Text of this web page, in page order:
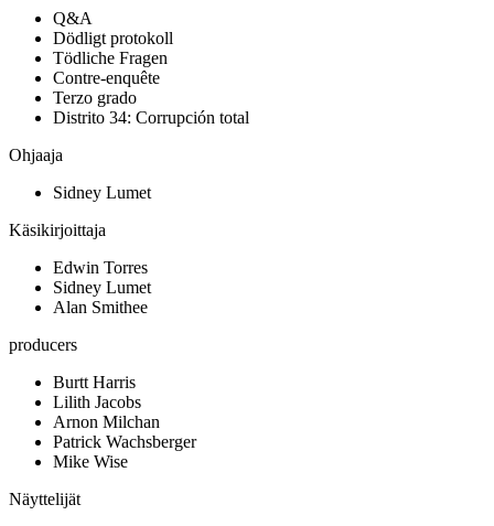
Q&A
Dödligt protokoll
Tödliche Fragen
Contre-enquête
Terzo grado
Distrito 34: Corrupción total
Ohjaaja
Sidney Lumet
Käsikirjoittaja
Edwin Torres
Sidney Lumet
Alan Smithee
producers
Burtt Harris
Lilith Jacobs
Arnon Milchan
Patrick Wachsberger
Mike Wise
Näyttelijät